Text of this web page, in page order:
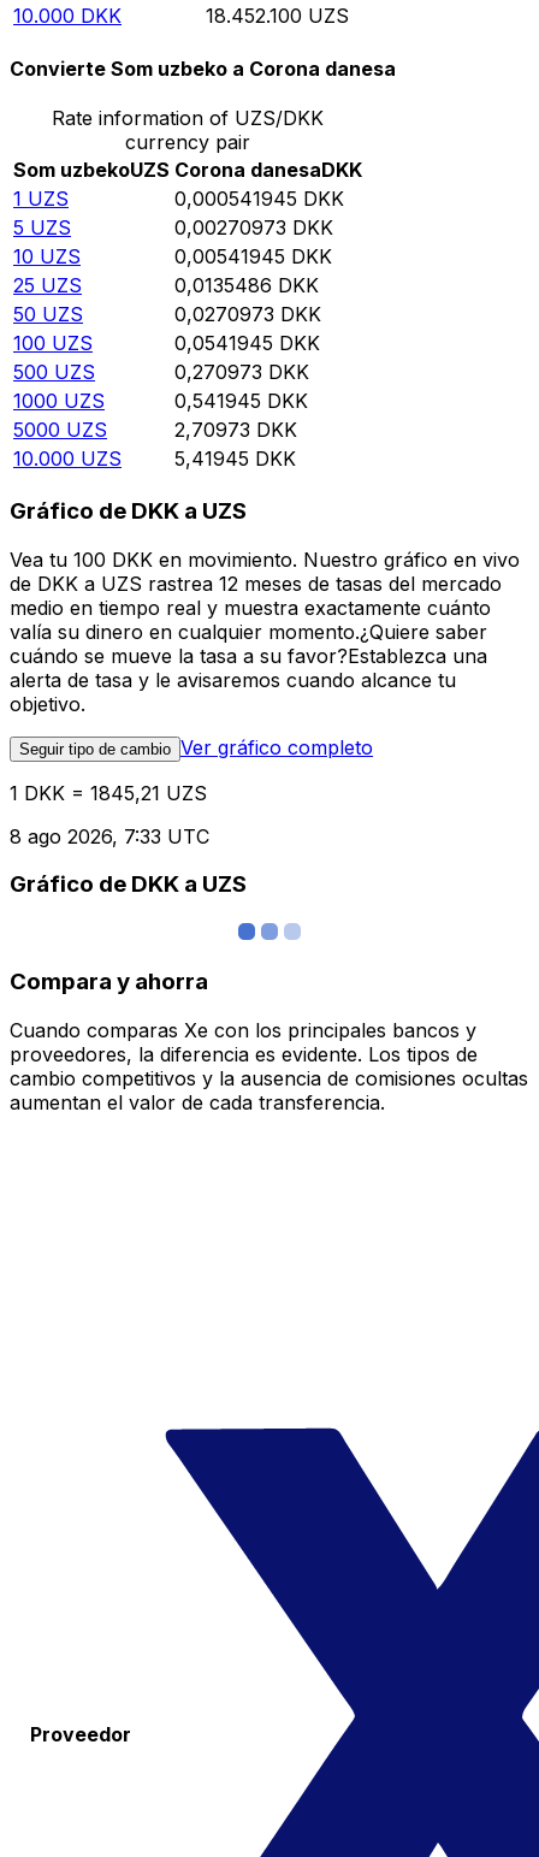
10.000 DKK 18.452.100 UZS
Convierte Som uzbeko a Corona danesa
Rate information of UZS/DKK
currency pair
Som uzbekoUZS Corona danesaDKK
1 UZS 0,000541945 DKK
5 UZS 0,00270973 DKK
10 UZS 0,00541945 DKK
25 UZS 0,0135486 DKK
50 UZS 0,0270973 DKK
100 UZS 0,0541945 DKK
500 UZS 0,270973 DKK
1000 UZS 0,541945 DKK
5000 UZS 2,70973 DKK
10.000 UZS 5,41945 DKK
Gráfico de DKK a UZS
Vea tu 100 DKK en movimiento. Nuestro gráfico en vivo
de DKK a UZS rastrea 12 meses de tasas del mercado
medio en tiempo real y muestra exactamente cuánto
valía su dinero en cualquier momento.¿Quiere saber
cuándo se mueve la tasa a su favor?Establezca una
alerta de tasa y le avisaremos cuando alcance tu
objetivo.
Seguir tipo de cambio Ver gráfico completo
1 DKK = 1845,21 UZS
8 ago 2026, 7:33 UTC
Gráfico de DKK a UZS
Compara y ahorra
Cuando comparas Xe con los principales bancos y
proveedores, la diferencia es evidente. Los tipos de
cambio competitivos y la ausencia de comisiones ocultas
aumentan el valor de cada transferencia.
Proveedor